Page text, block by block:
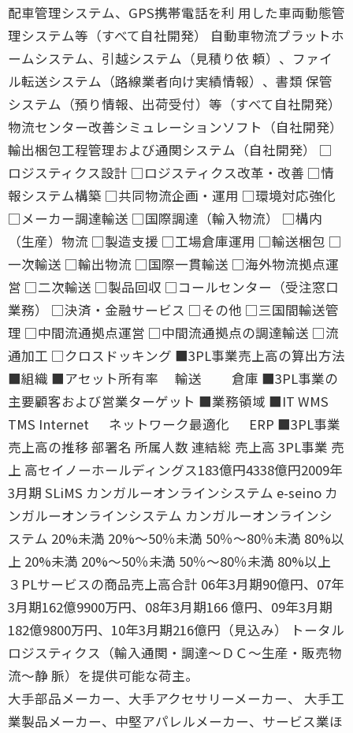
配車管理システム、GPS携帯電話を利 用した車両動態管
理システム等（すべて自社開発） 自動車物流プラットホ
ームシステム、引越システム（見積り依 頼）、ファイ
ル転送システム（路線業者向け実績情報）、書類 保管
システム（預り情報、出荷受付）等（すべて自社開発）
物流センター改善シミュレーションソフト（自社開発）
輸出梱包工程管理および通関システム（自社開発） □
ロジスティクス設計 □ロジスティクス改革・改善 □情
報システム構築 □共同物流企画・運用 □環境対応強化
□メーカー調達輸送 □国際調達（輸入物流） □構内
（生産）物流 □製造支援 □工場倉庫運用 □輸送梱包 □
一次輸送 □輸出物流 □国際一貫輸送 □海外物流拠点運
営 □二次輸送 □製品回収 □コールセンター（受注窓口
業務） □決済・金融サービス □その他 □三国間輸送管
理 □中間流通拠点運営 □中間流通拠点の調達輸送 □流
通加工 □クロスドッキング ■3PL事業売上高の算出方法
■組織 ■アセット所有率 輸送 倉庫 ■3PL事業の
主要顧客および営業ターゲット ■業務領域 ■IT WMS
TMS Internet ネットワーク最適化 ERP ■3PL事業
売上高の推移 部署名 所属人数 連結総 売上高 3PL事業 売
上 高セイノーホールディングス183億円4338億円2009年
3月期 SLiMS カンガルーオンラインシステム e-seino カ
ンガルーオンラインシステム カンガルーオンラインシ
ステム 20%未満 20%〜50％未満 50％〜80％未満 80%以
上 20%未満 20%〜50％未満 50％〜80％未満 80%以上
３PLサービスの商品売上高合計 06年3月期90億円、07年
3月期162億9900万円、08年3月期166 億円、09年3月期
182億9800万円、10年3月期216億円（見込み） トータル
ロジスティクス（輸入通関・調達〜ＤＣ〜生産・販売物
流〜静 脈）を提供可能な荷主。
大手部品メーカー、大手アクセサリーメーカー、 大手工
業製品メーカー、中堅アパレルメーカー、サービス業ほ